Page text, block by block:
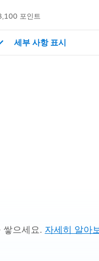
포인트
세부 사항 표시
쌓으세요. 자세히 알아